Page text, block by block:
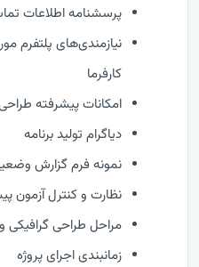
پرسشنامه اطلاعات
نیازمندی‌های پلتفرم
کارفرما
امکانات پیشرفته
دیاگرام تولید برنامه
نمونه فرم گزارش
نظارت و كنترل آزمون
مراحل طراحی گرافیکی
زمانبندی اجرای پروژه